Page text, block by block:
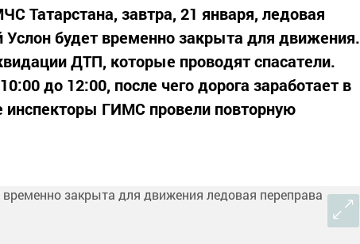
Татарстана, завтра, 21 января, ледовая
Услон будет временно закрыта для движения.
ДТП, которые проводят спасатели.
до 12:00, после чего дорога заработает в
ГИМС провели повторную